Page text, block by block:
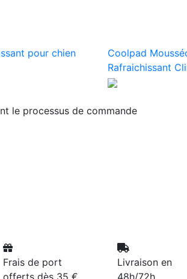
pour chien
Coolpad
Rafraichissant
le processus de commande
Frais de port
offerts dès 35 €
Livraison en
48h/72h